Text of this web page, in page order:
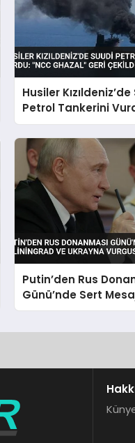
Husiler
Petrol Tankerini
GHAZAL” Geri
Putin’den Rus
Günü’nde Sert
Kaliningrad ve